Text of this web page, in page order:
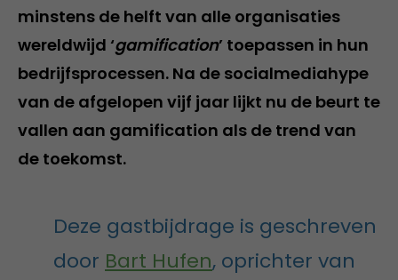
minstens de helft van alle organisaties
wereldwijd ‘gamification’ toepassen in hun
bedrijfsprocessen. Na de socialmediahype
van de afgelopen vijf jaar lijkt nu de beurt te
vallen aan gamification als de trend van
de toekomst.
Deze gastbijdrage is geschreven
door Bart Hufen, oprichter van